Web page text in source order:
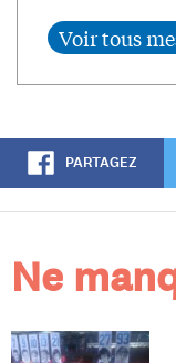
PARTAGEZ
Ne